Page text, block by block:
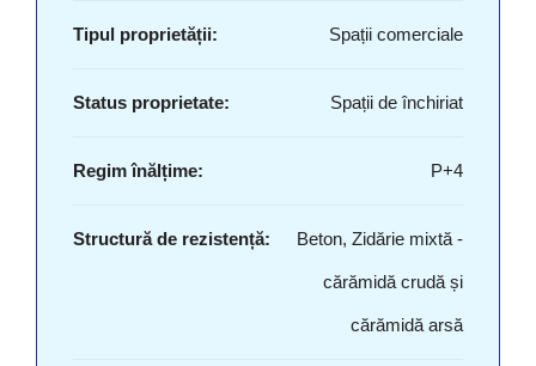
Tipul proprietății: Spații comerciale
Status proprietate: Spații de închiriat
Regim înălțime: P+4
Structură de rezistență: Beton, Zidărie mixtă -
cărămidă crudă și
cărămidă arsă